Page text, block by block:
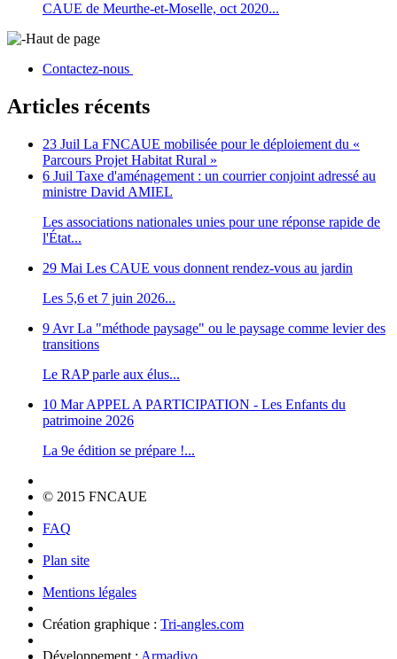
CAUE de Meurthe-et-Moselle, oct 2020...
Haut de page
Contactez-nous
Articles récents
23 Juil La FNCAUE mobilisée pour le déploiement du «
Parcours Projet Habitat Rural »
6 Juil Taxe d'aménagement : un courrier conjoint adressé au
ministre David AMIEL
Les associations nationales unies pour une réponse rapide de
l'État...
29 Mai Les CAUE vous donnent rendez-vous au jardin
Les 5,6 et 7 juin 2026...
9 Avr La "méthode paysage" ou le paysage comme levier des
transitions
Le RAP parle aux élus...
10 Mar APPEL A PARTICIPATION - Les Enfants du
patrimoine 2026
La 9e édition se prépare !...
© 2015 FNCAUE
FAQ
Plan site
Mentions légales
Création graphique : Tri-angles.com
Développement : Armadiyo